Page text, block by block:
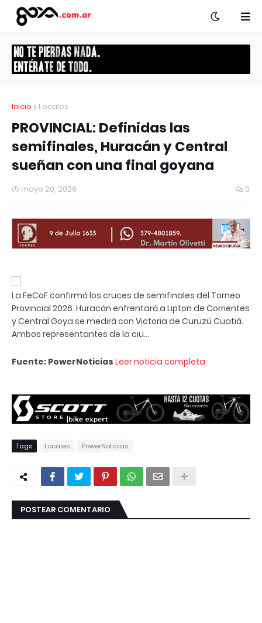
Inicio Locales
PROVINCIAL: Definidas las
semifinales, Huracán y Central
sueñan con una final goyana
mayo 20, 2026 0
La FeCoF confirmó los cruces de semifinales del Torneo
Provincial 2026. Huracán enfrentará a Lipton de Corrientes
y Central Goya se medirá con Victoria de Curuzú Cuatiá.
Ambos representantes de la ciu...
Fuente: PowerNoticias Leer noticia completa
Tags Locales PowerNoticias
POSTEAR COMENTARIO